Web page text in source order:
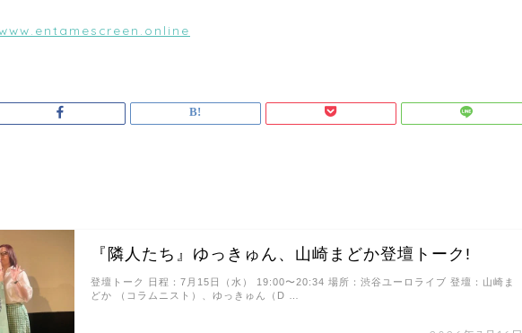
『隣人たち』ゆっきゅん、山崎まどか登壇トーク!
登壇トーク 日程：7月15日（水） 19:00〜20:34 場所：渋谷ユーロライブ 登壇：山崎ま
どか （コラムニスト）、ゆっきゅん（D …